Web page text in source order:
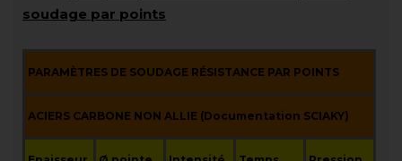
soudage par points
PARAMÈTRES DE SOUDAGE RÉSISTANCE PAR POINTS
ACIERS CARBONE NON ALLIE (Documentation SCIAKY)